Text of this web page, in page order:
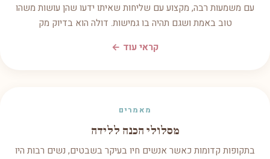
עם משמעות רבה, מקצוע עם שליחות שאיתו ידעו שהן עושות משהו
טוב באמת ושגם תהיה בו גמישות. דולה הוא בדיוק מק
קראי עוד ←
מאמרים
מסלולי הכנה ללידה
בתקופות קדומות כאשר אנשים חיו בעיקר בשבטים, נשים רבות היו